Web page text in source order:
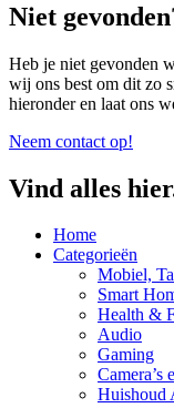
Niet
Heb je niet gevonden
wij ons best om dit zo
hieronder en laat ons
Neem contact op!
Vind alles
Home
Categorieën
Mobiel,
Smart
Health &
Audio
Gaming
Camera’s
Huishoud